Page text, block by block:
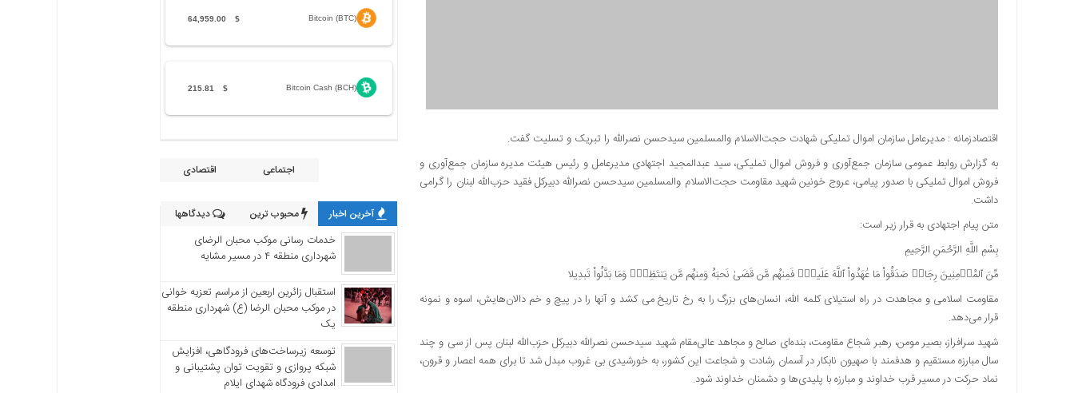
اقتصادزمانه : مدیرعامل سازمان اموال تملیکی شهادت حجت‌الاسلام والمسلمین سیدحسن نصرالله را تبریک و تسلیت گفت.
به گزارش روابط عمومی سازمان جمع‌آوری و فروش اموال تملیکی، سید عبدالمجید اجتهادی مدیرعامل و رئیس هیئت مدیره سازمان جمع‌آوری و
فروش اموال تملیکی با صدور پیامی، عروج خونین شهید مقاومت حجت‌الاسلام والمسلمین سیدحسن نصرالله دبیرکل فقید حزب‌الله لبنان را گرامی
داشت.
متن پیام اجتهادی به قرار زیر است:
بِسْمِ اللَّهِ الرَّحْمَنِ الرَّحِيمِ
مِّنَ ٱلمُؤۡمِنِينَ رِجَالࣱ صَدَقُواْ مَا عَٰهَدُواْ ٱللَّهَ عَلَيهِۖ فَمِنهُم مَّن قَضَىٰ نَحبَهُ وَمِنهُم مَّن يَنتَظِرُۖ وَمَا بَدَّلُواْ تَبدِيلا
مقاومت اسلامی و مجاهدت در راه استیلای کلمه الله، انسان‌های بزرگ را به رخ تاریخ می کشد و آنها را در پیچ و خم دالان‌هایش، اسوه و نمونه
قرار می‌دهد.
شهید سرافراز، بصیر مومن، رهبر شجاع مقاومت، بنده‌ای صالح و مجاهد عالی‌مقام شهید سیدحسن نصرالله دبیرکل حزب‌الله لبنان پس از سی و چند
سال مبارزه مستقیم و هدفمند با صهیون نابکار در آسمان رشادت و شجاعت این کشور، به خورشیدی بی غروب مبدل شد تا برای همه اعصار و قرون،
نماد حرکت در مسیر قرب خداوند و مبارزه با پلیدی‌ها و دشمنان خداوند شود.
Bitcoin (BTC)
$
64,959.00
Bitcoin Cash (BCH)
$
215.81
اجتماعی اقتصادی
آخرین اخبار محبوب ترین دیدگاهها
خدمات رسانی موکب محبان الرضای
شهرداری منطقه ۴ در مسیر مشایه
استقبال زائرین اربعین از مراسم تعزیه خوانی
در موکب محبان الرضا (ع) شهرداری منطقه
یک
توسعه زیرساخت‌های فرودگاهی، افزایش
شبکه پروازی و تقویت توان پشتیبانی و
امدادی فرودگاه شهدای ایلام